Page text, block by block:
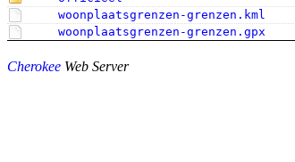
woonplaatsgrenzen-grenzen.kml
woonplaatsgrenzen-grenzen.gpx
Cherokee Web Server